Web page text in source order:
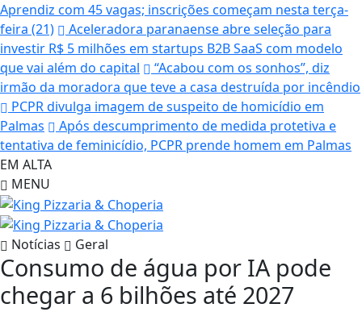
Aprendiz com 45 vagas; inscrições começam nesta terça-
feira (21)
Aceleradora paranaense abre seleção para
investir R$ 5 milhões em startups B2B SaaS com modelo
que vai além do capital
“Acabou com os sonhos”, diz
irmão da moradora que teve a casa destruída por incêndio
PCPR divulga imagem de suspeito de homicídio em
Palmas
Após descumprimento de medida protetiva e
tentativa de feminicídio, PCPR prende homem em Palmas
EM ALTA
MENU
Notícias Geral
Consumo de água por IA pode
chegar a 6 bilhões até 2027